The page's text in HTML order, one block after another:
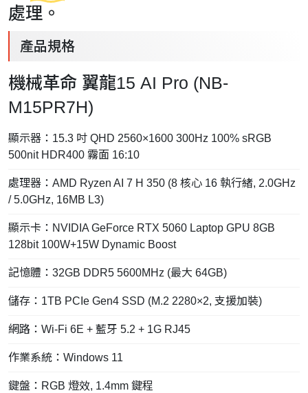
處理。
產品規格
機械革命 翼龍15 AI Pro (NB-
M15PR7H)
顯示器：15.3 吋 QHD 2560×1600 300Hz 100% sRGB
500nit HDR400 霧面 16:10
處理器：AMD Ryzen AI 7 H 350 (8 核心 16 執行緒, 2.0GHz
/ 5.0GHz, 16MB L3)
顯示卡：NVIDIA GeForce RTX 5060 Laptop GPU 8GB
128bit 100W+15W Dynamic Boost
記憶體：32GB DDR5 5600MHz (最大 64GB)
儲存：1TB PCIe Gen4 SSD (M.2 2280×2, 支援加裝)
網路：Wi-Fi 6E + 藍牙 5.2 + 1G RJ45
作業系統：Windows 11
鍵盤：RGB 燈效, 1.4mm 鍵程